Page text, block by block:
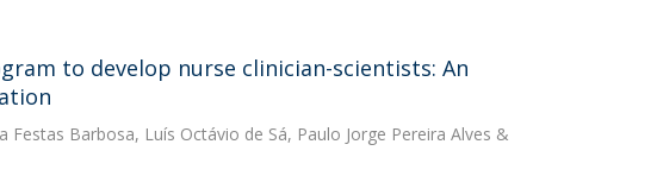
to develop nurse clinician-scientists: An
Festas Barbosa, Luís Octávio de Sá, Paulo Jorge Pereira Alves &